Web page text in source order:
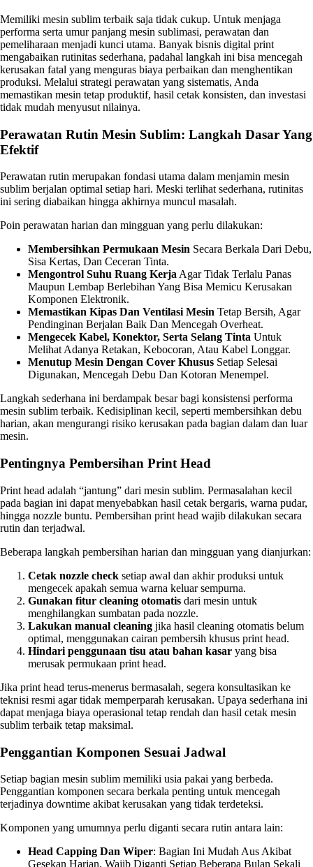
Memiliki mesin sublim terbaik saja tidak cukup. Untuk menjaga
performa serta umur panjang mesin sublimasi, perawatan dan
pemeliharaan menjadi kunci utama. Banyak bisnis digital print
mengabaikan rutinitas sederhana, padahal langkah ini bisa mencegah
kerusakan fatal yang menguras biaya perbaikan dan menghentikan
produksi. Melalui strategi perawatan yang sistematis, Anda
memastikan mesin tetap produktif, hasil cetak konsisten, dan investasi
tidak mudah menyusut nilainya.
Perawatan Rutin Mesin Sublim: Langkah Dasar Yang
Efektif
Perawatan rutin merupakan fondasi utama dalam menjamin mesin
sublim berjalan optimal setiap hari. Meski terlihat sederhana, rutinitas
ini sering diabaikan hingga akhirnya muncul masalah.
Poin perawatan harian dan mingguan yang perlu dilakukan:
Membersihkan Permukaan Mesin Secara Berkala Dari Debu,
Sisa Kertas, Dan Ceceran Tinta.
Mengontrol Suhu Ruang KerjaAgar Tidak Terlalu Panas
Maupun Lembap Berlebihan Yang Bisa Memicu Kerusakan
Komponen Elektronik.
Memastikan Kipas Dan Ventilasi Mesin Tetap Bersih, Agar
Pendinginan Berjalan Baik Dan Mencegah Overheat.
Mengecek Kabel, Konektor, Serta Selang Tinta Untuk
Melihat Adanya Retakan, Kebocoran, Atau Kabel Longgar.
Menutup Mesin Dengan Cover Khusus Setiap Selesai
Digunakan, Mencegah Debu Dan Kotoran Menempel.
Langkah sederhana ini berdampak besar bagi konsistensi performa
mesin sublim terbaik. Kedisiplinan kecil, seperti membersihkan debu
harian, akan mengurangi risiko kerusakan pada bagian dalam dan luar
mesin.
Pentingnya Pembersihan Print Head
Print head adalah “jantung” dari mesin sublim. Permasalahan kecil
pada bagian ini dapat menyebabkan hasil cetak bergaris, warna pudar,
hingga nozzle buntu. Pembersihan print head wajib dilakukan secara
rutin dan terjadwal.
Beberapa langkah pembersihan harian dan mingguan yang dianjurkan:
Cetak nozzle check setiap awal dan akhir produksi untuk
mengecek apakah semua warna keluar sempurna.
Gunakan fitur cleaning otomatis dari mesin untuk
menghilangkan sumbatan pada nozzle.
Lakukan manual cleaning jika hasil cleaning otomatis belum
optimal, menggunakan cairan pembersih khusus print head.
Hindari penggunaan tisu atau bahan kasar yang bisa
merusak permukaan print head.
Jika print head terus-menerus bermasalah, segera konsultasikan ke
teknisi resmi agar tidak memperparah kerusakan. Upaya sederhana ini
dapat menjaga biaya operasional tetap rendah dan hasil cetak mesin
sublim terbaik tetap maksimal.
Penggantian Komponen Sesuai Jadwal
Setiap bagian mesin sublim memiliki usia pakai yang berbeda.
Penggantian komponen secara berkala penting untuk mencegah
terjadinya downtime akibat kerusakan yang tidak terdeteksi.
Komponen yang umumnya perlu diganti secara rutin antara lain:
Head Capping Dan Wiper: Bagian Ini Mudah Aus Akibat
Gesekan Harian, Wajib Diganti Setiap Beberapa Bulan Sekali